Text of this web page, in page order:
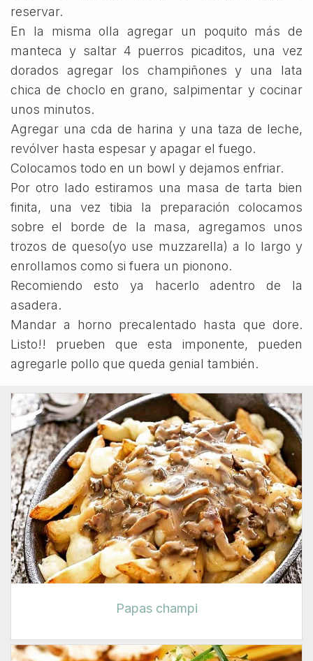
reservar.
En la misma olla agregar un poquito más de
manteca y saltar 4 puerros picaditos, una vez
dorados agregar los champiñones y una lata
chica de choclo en grano, salpimentar y cocinar
unos minutos.
Agregar una cda de harina y una taza de leche,
revólver hasta espesar y apagar el fuego.
Colocamos todo en un bowl y dejamos enfriar.
Por otro lado estiramos una masa de tarta bien
finita, una vez tibia la preparación colocamos
sobre el borde de la masa, agregamos unos
trozos de queso(yo use muzzarella) a lo largo y
enrollamos como si fuera un pionono.
Recomiendo esto ya hacerlo adentro de la
asadera.
Mandar a horno precalentado hasta que dore.
Listo!! prueben que esta imponente, pueden
agregarle pollo que queda genial también.
Papas champi